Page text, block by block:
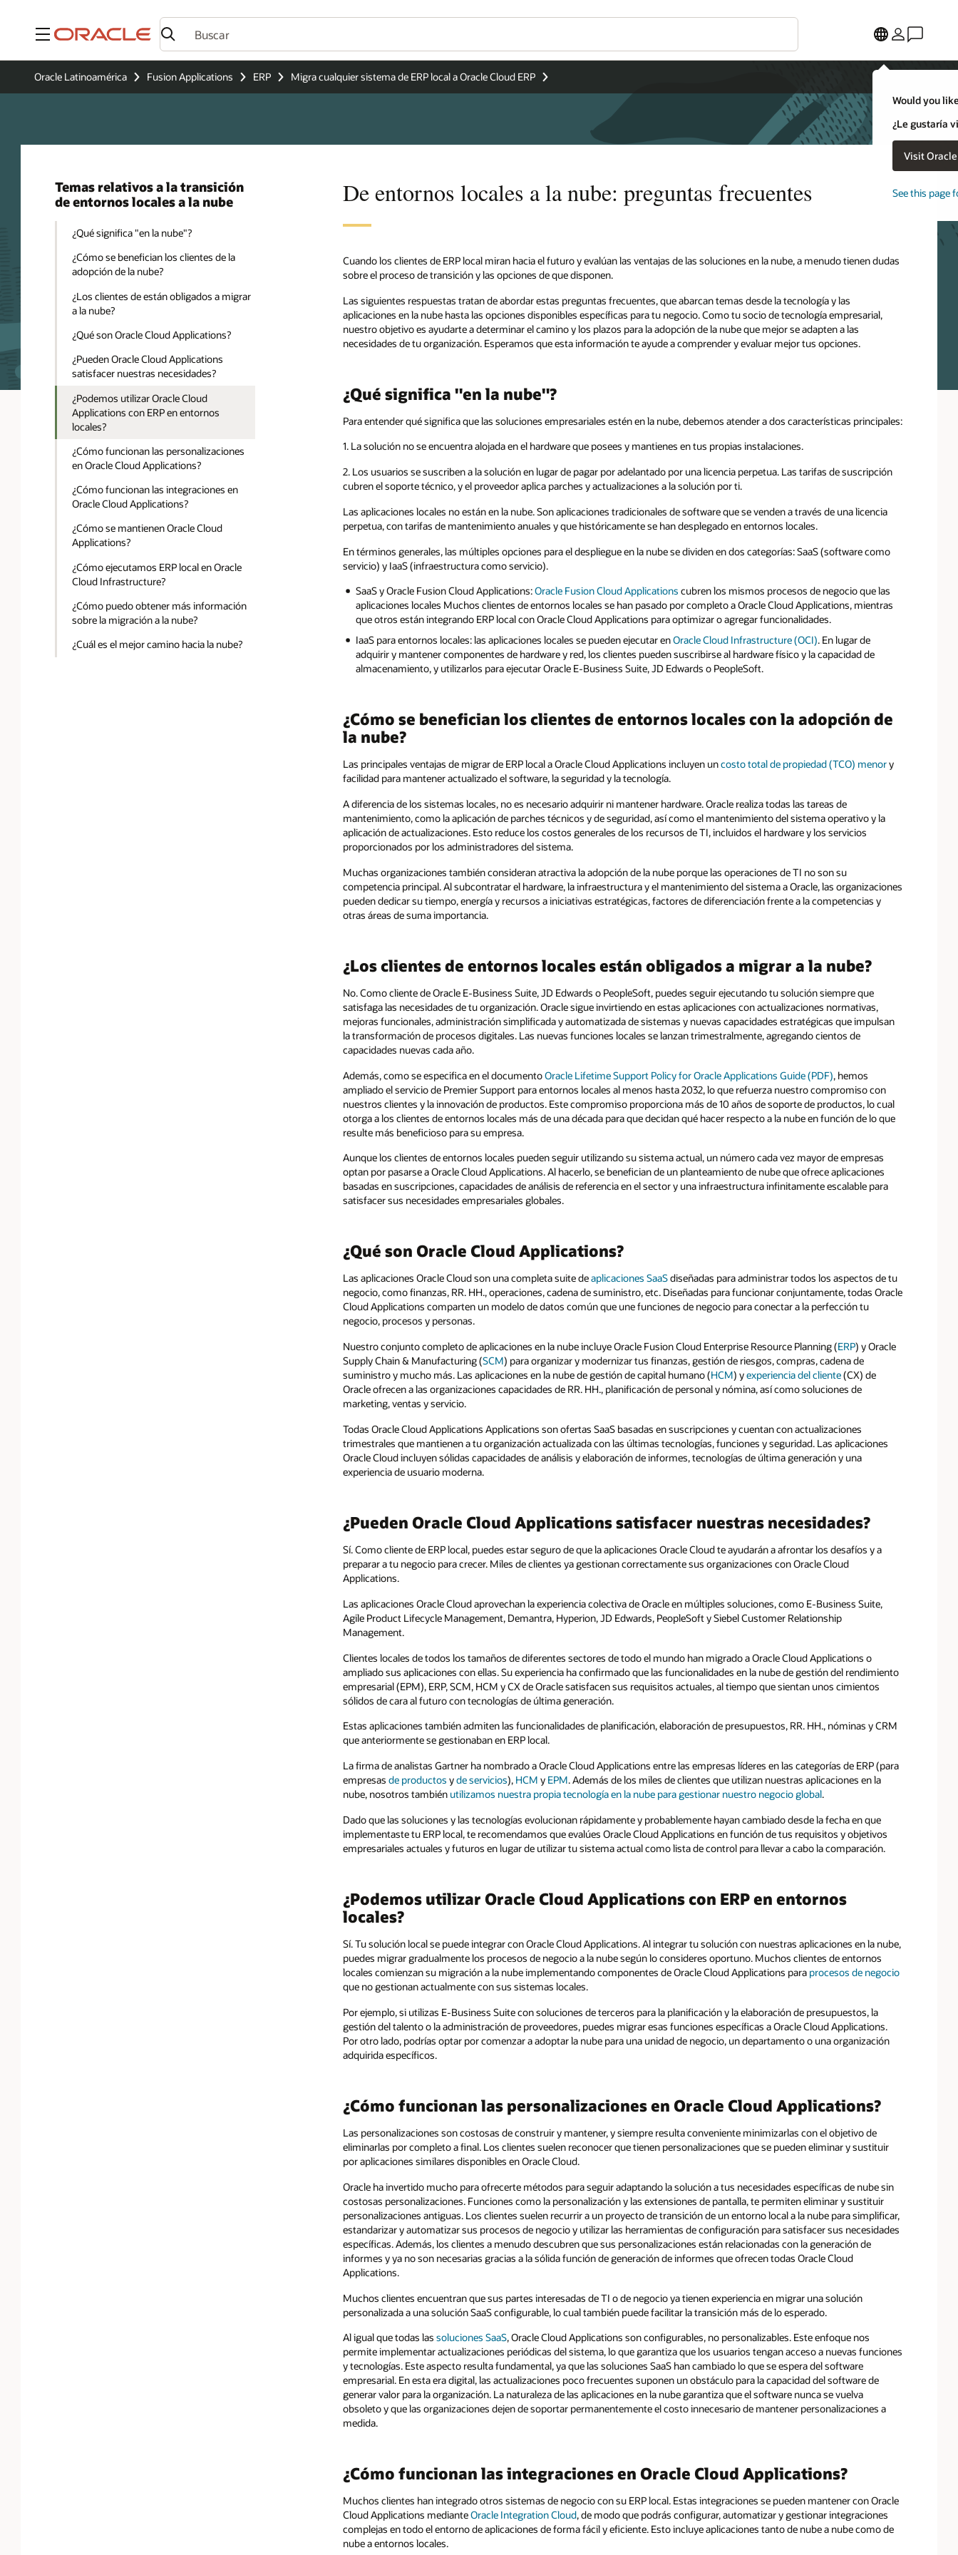
Menú
Would you
¿Le gustaría
Visit
See this page
Oracle Latinoamérica Fusion Applications ERP Migra cualquier sistema de ERP local a Oracle Cloud ERP
Temas relativos a la transición
de entornos locales a la nube
¿Qué significa "en la nube"?
¿Cómo se benefician los clientes de la
adopción de la nube?
¿Los clientes de están obligados a migrar
a la nube?
¿Qué son Oracle Cloud Applications?
¿Pueden Oracle Cloud Applications
satisfacer nuestras necesidades?
¿Podemos utilizar Oracle Cloud
Applications con ERP en entornos
locales?
¿Cómo funcionan las personalizaciones
en Oracle Cloud Applications?
¿Cómo funcionan las integraciones en
Oracle Cloud Applications?
¿Cómo se mantienen Oracle Cloud
Applications?
¿Cómo ejecutamos ERP local en Oracle
Cloud Infrastructure?
¿Cómo puedo obtener más información
sobre la migración a la nube?
¿Cuál es el mejor camino hacia la nube?
De entornos locales a la nube: preguntas frecuentes
Cuando los clientes de ERP local miran hacia el futuro y evalúan las ventajas de las soluciones en la nube, a menudo tienen dudas
sobre el proceso de transición y las opciones de que disponen.
Las siguientes respuestas tratan de abordar estas preguntas frecuentes, que abarcan temas desde la tecnología y las
aplicaciones en la nube hasta las opciones disponibles específicas para tu negocio. Como tu socio de tecnología empresarial,
nuestro objetivo es ayudarte a determinar el camino y los plazos para la adopción de la nube que mejor se adapten a las
necesidades de tu organización. Esperamos que esta información te ayude a comprender y evaluar mejor tus opciones.
¿Qué significa "en la nube"?
Para entender qué significa que las soluciones empresariales estén en la nube, debemos atender a dos características principales:
1. La solución no se encuentra alojada en el hardware que posees y mantienes en tus propias instalaciones.
2. Los usuarios se suscriben a la solución en lugar de pagar por adelantado por una licencia perpetua. Las tarifas de suscripción
cubren el soporte técnico, y el proveedor aplica parches y actualizaciones a la solución por ti.
Las aplicaciones locales no están en la nube. Son aplicaciones tradicionales de software que se venden a través de una licencia
perpetua, con tarifas de mantenimiento anuales y que históricamente se han desplegado en entornos locales.
En términos generales, las múltiples opciones para el despliegue en la nube se dividen en dos categorías: SaaS (software como
servicio) y IaaS (infraestructura como servicio).
SaaS y Oracle Fusion Cloud Applications:Oracle Fusion Cloud Applications cubren los mismos procesos de negocio que las
aplicaciones locales Muchos clientes de entornos locales se han pasado por completo a Oracle Cloud Applications, mientras
que otros están integrando ERP local con Oracle Cloud Applications para optimizar o agregar funcionalidades.
IaaS para entornos locales: las aplicaciones locales se pueden ejecutar enOracle Cloud Infrastructure (OCI). En lugar de
adquirir y mantener componentes de hardware y red, los clientes pueden suscribirse al hardware físico y la capacidad de
almacenamiento, y utilizarlos para ejecutar Oracle E-Business Suite, JD Edwards o PeopleSoft.
¿Cómo se benefician los clientes de entornos locales con la adopción de
la nube?
Las principales ventajas de migrar de ERP local a Oracle Cloud Applications incluyen uncosto total de propiedad (TCO) menory
facilidad para mantener actualizado el software, la seguridad y la tecnología.
A diferencia de los sistemas locales, no es necesario adquirir ni mantener hardware. Oracle realiza todas las tareas de
mantenimiento, como la aplicación de parches técnicos y de seguridad, así como el mantenimiento del sistema operativo y la
aplicación de actualizaciones. Esto reduce los costos generales de los recursos de TI, incluidos el hardware y los servicios
proporcionados por los administradores del sistema.
Muchas organizaciones también consideran atractiva la adopción de la nube porque las operaciones de TI no son su
competencia principal. Al subcontratar el hardware, la infraestructura y el mantenimiento del sistema a Oracle, las organizaciones
pueden dedicar su tiempo, energía y recursos a iniciativas estratégicas, factores de diferenciación frente a la competencias y
otras áreas de suma importancia.
¿Los clientes de entornos locales están obligados a migrar a la nube?
No. Como cliente de Oracle E-Business Suite, JD Edwards o PeopleSoft, puedes seguir ejecutando tu solución siempre que
satisfaga las necesidades de tu organización. Oracle sigue invirtiendo en estas aplicaciones con actualizaciones normativas,
mejoras funcionales, administración simplificada y automatizada de sistemas y nuevas capacidades estratégicas que impulsan
la transformación de procesos digitales. Las nuevas funciones locales se lanzan trimestralmente, agregando cientos de
capacidades nuevas cada año.
Además, como se especifica en el documentoOracle Lifetime Support Policy for Oracle Applications Guide (PDF), hemos
ampliado el servicio de Premier Support para entornos locales al menos hasta 2032, lo que refuerza nuestro compromiso con
nuestros clientes y la innovación de productos. Este compromiso proporciona más de 10 años de soporte de productos, lo cual
otorga a los clientes de entornos locales más de una década para que decidan qué hacer respecto a la nube en función de lo que
resulte más beneficioso para su empresa.
Aunque los clientes de entornos locales pueden seguir utilizando su sistema actual, un número cada vez mayor de empresas
optan por pasarse a Oracle Cloud Applications. Al hacerlo, se benefician de un planteamiento de nube que ofrece aplicaciones
basadas en suscripciones, capacidades de análisis de referencia en el sector y una infraestructura infinitamente escalable para
satisfacer sus necesidades empresariales globales.
¿Qué son Oracle Cloud Applications?
Las aplicaciones Oracle Cloud son una completa suite deaplicaciones SaaSdiseñadas para administrar todos los aspectos de tu
negocio, como finanzas, RR. HH., operaciones, cadena de suministro, etc. Diseñadas para funcionar conjuntamente, todas Oracle
Cloud Applications comparten un modelo de datos común que une funciones de negocio para conectar a la perfección tu
negocio, procesos y personas.
Nuestro conjunto completo de aplicaciones en la nube incluye Oracle Fusion Cloud Enterprise Resource Planning (ERP) y Oracle
Supply Chain & Manufacturing (SCM) para organizar y modernizar tus finanzas, gestión de riesgos, compras, cadena de
suministro y mucho más. Las aplicaciones en la nube de gestión de capital humano (HCM) yexperiencia del cliente(CX) de
Oracle ofrecen a las organizaciones capacidades de RR. HH., planificación de personal y nómina, así como soluciones de
marketing, ventas y servicio.
Todas Oracle Cloud Applications Applications son ofertas SaaS basadas en suscripciones y cuentan con actualizaciones
trimestrales que mantienen a tu organización actualizada con las últimas tecnologías, funciones y seguridad. Las aplicaciones
Oracle Cloud incluyen sólidas capacidades de análisis y elaboración de informes, tecnologías de última generación y una
experiencia de usuario moderna.
¿Pueden Oracle Cloud Applications satisfacer nuestras necesidades?
Sí. Como cliente de ERP local, puedes estar seguro de que la aplicaciones Oracle Cloud te ayudarán a afrontar los desafíos y a
preparar a tu negocio para crecer. Miles de clientes ya gestionan correctamente sus organizaciones con Oracle Cloud
Applications.
Las aplicaciones Oracle Cloud aprovechan la experiencia colectiva de Oracle en múltiples soluciones, como E-Business Suite,
Agile Product Lifecycle Management, Demantra, Hyperion, JD Edwards, PeopleSoft y Siebel Customer Relationship
Management.
Clientes locales de todos los tamaños de diferentes sectores de todo el mundo han migrado a Oracle Cloud Applications o
ampliado sus aplicaciones con ellas. Su experiencia ha confirmado que las funcionalidades en la nube de gestión del rendimiento
empresarial (EPM), ERP, SCM, HCM y CX de Oracle satisfacen sus requisitos actuales, al tiempo que sientan unos cimientos
sólidos de cara al futuro con tecnologías de última generación.
Estas aplicaciones también admiten las funcionalidades de planificación, elaboración de presupuestos, RR. HH., nóminas y CRM
que anteriormente se gestionaban en ERP local.
La firma de analistas Gartner ha nombrado a Oracle Cloud Applications entre las empresas líderes en las categorías de ERP (para
empresas de productos yde servicios), HCM y EPM. Además de los miles de clientes que utilizan nuestras aplicaciones en la
nube, nosotros también utilizamos nuestra propia tecnología en la nube para gestionar nuestro negocio global.
Dado que las soluciones y las tecnologías evolucionan rápidamente y probablemente hayan cambiado desde la fecha en que
implementaste tu ERP local, te recomendamos que evalúes Oracle Cloud Applications en función de tus requisitos y objetivos
empresariales actuales y futuros en lugar de utilizar tu sistema actual como lista de control para llevar a cabo la comparación.
¿Podemos utilizar Oracle Cloud Applications con ERP en entornos
locales?
Sí. Tu solución local se puede integrar con Oracle Cloud Applications. Al integrar tu solución con nuestras aplicaciones en la nube,
puedes migrar gradualmente los procesos de negocio a la nube según lo consideres oportuno. Muchos clientes de entornos
locales comienzan su migración a la nube implementando componentes de Oracle Cloud Applications para procesos de negocio
que no gestionan actualmente con sus sistemas locales.
Por ejemplo, si utilizas E-Business Suite con soluciones de terceros para la planificación y la elaboración de presupuestos, la
gestión del talento o la administración de proveedores, puedes migrar esas funciones específicas a Oracle Cloud Applications.
Por otro lado, podrías optar por comenzar a adoptar la nube para una unidad de negocio, un departamento o una organización
adquirida específicos.
¿Cómo funcionan las personalizaciones en Oracle Cloud Applications?
Las personalizaciones son costosas de construir y mantener, y siempre resulta conveniente minimizarlas con el objetivo de
eliminarlas por completo a final. Los clientes suelen reconocer que tienen personalizaciones que se pueden eliminar y sustituir
por aplicaciones similares disponibles en Oracle Cloud.
Oracle ha invertido mucho para ofrecerte métodos para seguir adaptando la solución a tus necesidades específicas de nube sin
costosas personalizaciones. Funciones como la personalización y las extensiones de pantalla, te permiten eliminar y sustituir
personalizaciones antiguas. Los clientes suelen recurrir a un proyecto de transición de un entorno local a la nube para simplificar,
estandarizar y automatizar sus procesos de negocio y utilizar las herramientas de configuración para satisfacer sus necesidades
específicas. Además, los clientes a menudo descubren que sus personalizaciones están relacionadas con la generación de
informes y ya no son necesarias gracias a la sólida función de generación de informes que ofrecen todas Oracle Cloud
Applications.
Muchos clientes encuentran que sus partes interesadas de TI o de negocio ya tienen experiencia en migrar una solución
personalizada a una solución SaaS configurable, lo cual también puede facilitar la transición más de lo esperado.
Al igual que todas las soluciones SaaS, Oracle Cloud Applications son configurables, no personalizables. Este enfoque nos
permite implementar actualizaciones periódicas del sistema, lo que garantiza que los usuarios tengan acceso a nuevas funciones
y tecnologías. Este aspecto resulta fundamental, ya que las soluciones SaaS han cambiado lo que se espera del software
empresarial. En esta era digital, las actualizaciones poco frecuentes suponen un obstáculo para la capacidad del software de
generar valor para la organización. La naturaleza de las aplicaciones en la nube garantiza que el software nunca se vuelva
obsoleto y que las organizaciones dejen de soportar permanentemente el costo innecesario de mantener personalizaciones a
medida.
¿Cómo funcionan las integraciones en Oracle Cloud Applications?
Muchos clientes han integrado otros sistemas de negocio con su ERP local. Estas integraciones se pueden mantener con Oracle
Cloud Applications medianteOracle Integration Cloud, de modo que podrás configurar, automatizar y gestionar integraciones
complejas en todo el entorno de aplicaciones de forma fácil y eficiente. Esto incluye aplicaciones tanto de nube a nube como de
nube a entornos locales.